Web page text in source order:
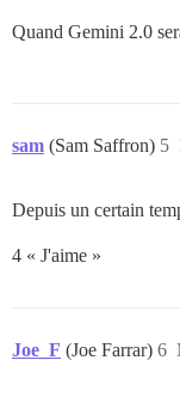
Quand Gemini 2.0
sam (Sam Saffron) 5
Depuis un certain
4 « J'aime »
Joe_F (Joe Farrar) 6